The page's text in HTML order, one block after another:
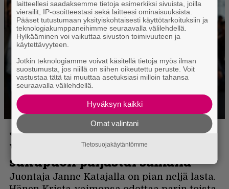
laitteellesi saadaksemme tietoja esimerkiksi sivuista, joilla
vierailit, IP-osoitteestasi sekä laitteesi ominaisuuksista.
Pääset tutustumaan yksityiskohtaisesti käyttötarkoituksiin ja
teknologiakumppaneihimme seuraavalla välilehdellä.
Hylkääminen voi vaikuttaa sivuston toimivuuteen ja
käytettävyyteen.
Jotkin teknologiamme voivat käsitellä tietoja myös ilman
suostumusta, jos niillä on siihen oikeutettu peruste. Voit
vastustaa tätä tai muuttaa asetuksiasi milloin tahansa
seuraavalla välilehdellä.
Hyväksyn kaikki
Omat valintani
Tietosuojakäytäntömme